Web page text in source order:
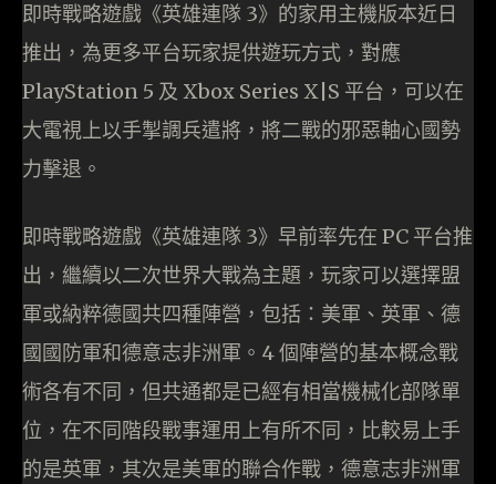
即時戰略遊戲《英雄連隊 3》的家用主機版本近日
推出，為更多平台玩家提供遊玩方式，對應
PlayStation 5 及 Xbox Series X|S 平台，可以在
大電視上以手掣調兵遣將，將二戰的邪惡軸心國勢
力擊退。
即時戰略遊戲《英雄連隊 3》早前率先在 PC 平台推
出，繼續以二次世界大戰為主題，玩家可以選擇盟
軍或納粹德國共四種陣營，包括：美軍、英軍、德
國國防軍和德意志非洲軍。4 個陣營的基本概念戰
術各有不同，但共通都是已經有相當機械化部隊單
位，在不同階段戰事運用上有所不同，比較易上手
的是英軍，其次是美軍的聯合作戰，德意志非洲軍